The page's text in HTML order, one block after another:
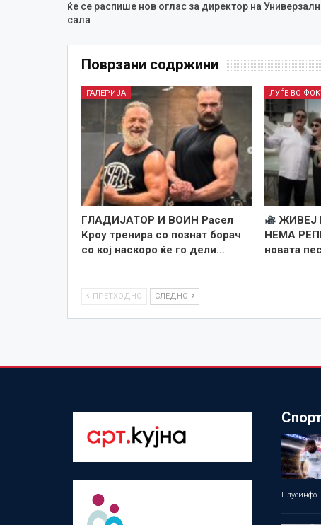
ќе се распише нов оглас за директор на
сала
Поврзани содржини
ГАЛЕРИЈА
ГЛАДИЈАТОР И ВОИН Расел
Кроу тренира со познат борач
со кој наскоро ќе го дели…
ЛУЃЕ ВО
ЖИВЕЈ
НЕМА
новата
ПРЕТХОДНО СЛЕДНО
Спорт
Плусинфо